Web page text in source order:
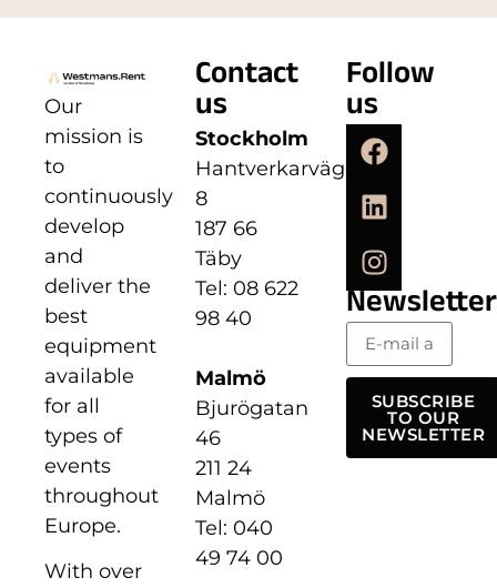
Our
mission is
to
continuously
develop
and
deliver the
best
equipment
available
for all
types of
events
throughout
Europe.
With over
Contact
us
Stockholm
Hantverkarvägen
8
187 66
Täby
Tel: 08 622
98 40
Malmö
Bjurögatan
46
211 24
Malmö
Tel: 040
49 74 00
Follow
us
SUBSCRIBE
TO OUR
NEWSLETTER